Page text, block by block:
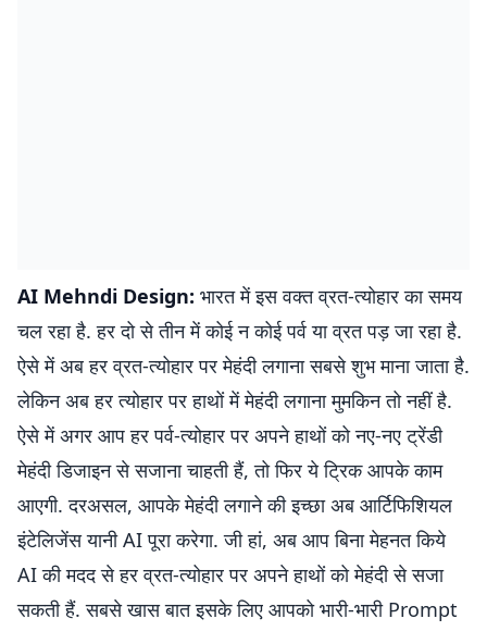
AI Mehndi Design: भारत में इस वक्त व्रत-त्योहार का समय
चल रहा है. हर दो से तीन में कोई न कोई पर्व या व्रत पड़ जा रहा है.
ऐसे में अब हर व्रत-त्योहार पर मेहंदी लगाना सबसे शुभ माना जाता है.
लेकिन अब हर त्योहार पर हाथों में मेहंदी लगाना मुमकिन तो नहीं है.
ऐसे में अगर आप हर पर्व-त्योहार पर अपने हाथों को नए-नए ट्रेंडी
मेहंदी डिजाइन से सजाना चाहती हैं, तो फिर ये ट्रिक आपके काम
आएगी. दरअसल, आपके मेहंदी लगाने की इच्छा अब आर्टिफिशियल
इंटेलिजेंस यानी AI पूरा करेगा. जी हां, अब आप बिना मेहनत किये
AI की मदद से हर व्रत-त्योहार पर अपने हाथों को मेहंदी से सजा
सकती हैं. सबसे खास बात इसके लिए आपको भारी-भारी Prompt